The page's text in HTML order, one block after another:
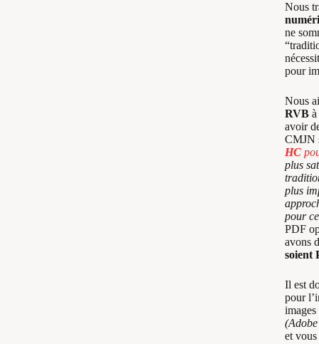
Nous
ne
pour
Nous
RVB
avoir
CMJN
HC
plus
plus
pour
PDF
avons
soient
Il est
pour
et vous